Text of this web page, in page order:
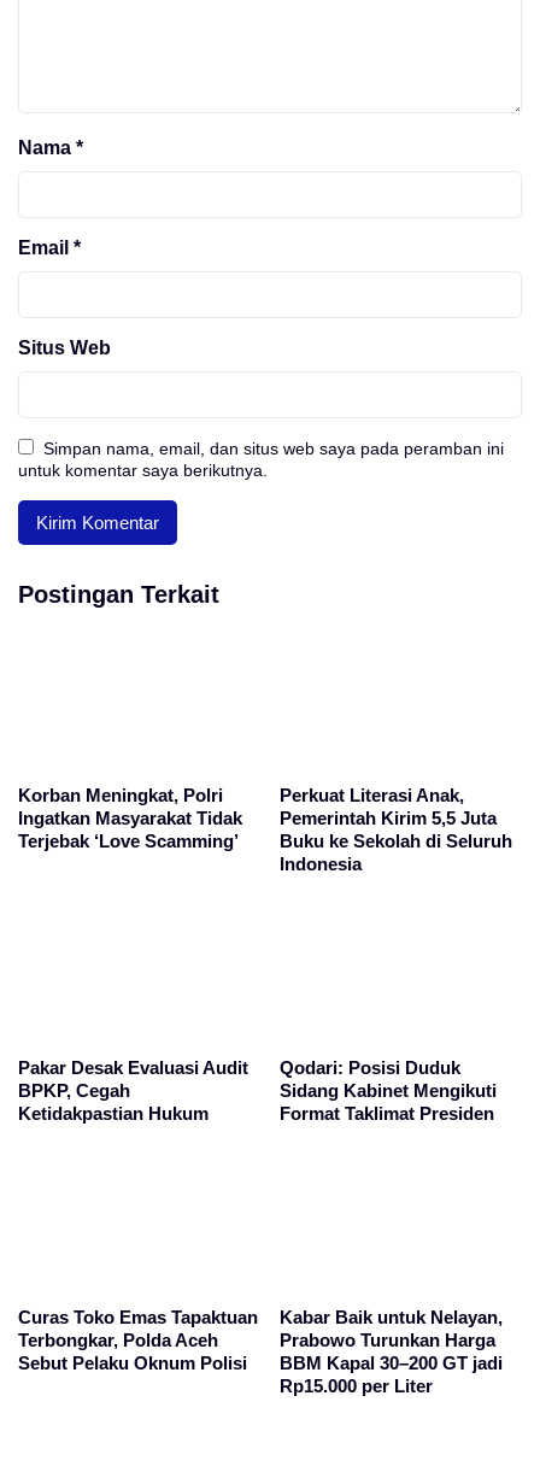
Nama *
Email *
Situs Web
Simpan nama, email, dan situs web saya pada peramban ini
untuk komentar saya berikutnya.
Postingan Terkait
Korban Meningkat, Polri
Ingatkan Masyarakat Tidak
Terjebak ‘Love Scamming’
Perkuat Literasi Anak,
Pemerintah Kirim 5,5 Juta
Buku ke Sekolah di Seluruh
Indonesia
Pakar Desak Evaluasi Audit
BPKP, Cegah
Ketidakpastian Hukum
Qodari: Posisi Duduk
Sidang Kabinet Mengikuti
Format Taklimat Presiden
Curas Toko Emas Tapaktuan
Terbongkar, Polda Aceh
Sebut Pelaku Oknum Polisi
Kabar Baik untuk Nelayan,
Prabowo Turunkan Harga
BBM Kapal 30–200 GT jadi
Rp15.000 per Liter